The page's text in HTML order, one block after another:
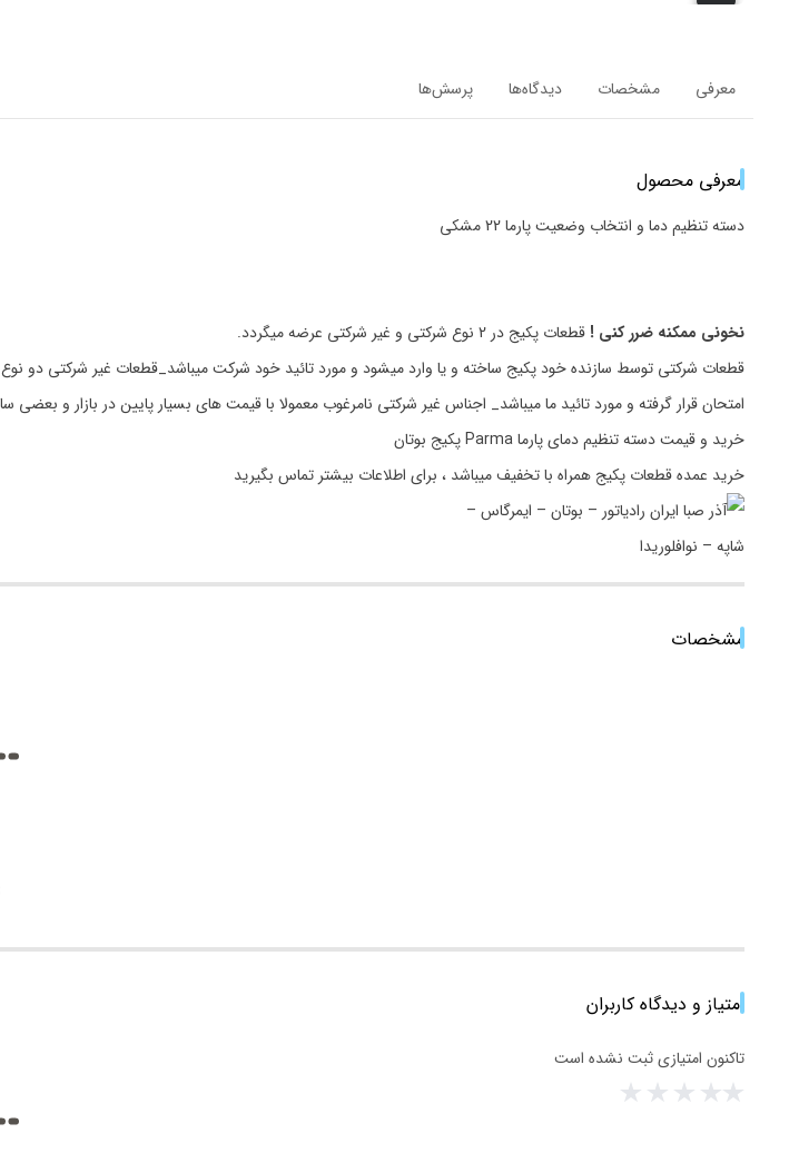
معرفی مشخصات دیدگاه‌ها پرسش‌ها
معرفی محصول
دسته تنظیم دما و انتخاب وضعیت پارما 22 مشکی
نخونی ممکنه ضرر کنی ! قطعات پکیج در 2 نوع شرکتی و غیر شرکتی عرضه میگردد.
قطعات شرکتی توسط سازنده خود پکیج ساخته و یا وارد میشود و مورد تائید خود شرکت میباشد_قطعات غیر شرکتی دو نوع
امتحان قرار گرفته و مورد تائید ما میباشد_ اجناس غیر شرکتی نامرغوب معمولا با قیمت های بسیار پایین در بازار و
خرید و قیمت دسته تنظیم دمای پارما Parma پکیج بوتان
خرید عمده قطعات پکیج همراه با تخفیف میباشد ، برای اطلاعات بیشتر تماس بگیرید
مشخصات
امتیاز و دیدگاه کاربران
تاکنون امتیازی ثبت نشده است